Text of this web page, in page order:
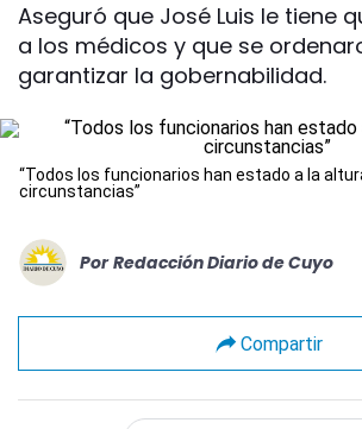
Aseguró que José Luis le tiene
a los médicos y que se
garantizar la gobernabilidad.
“Todos los funcionarios han estado a la
circunstancias”
Por Redacción Diario de Cuyo
Compartir